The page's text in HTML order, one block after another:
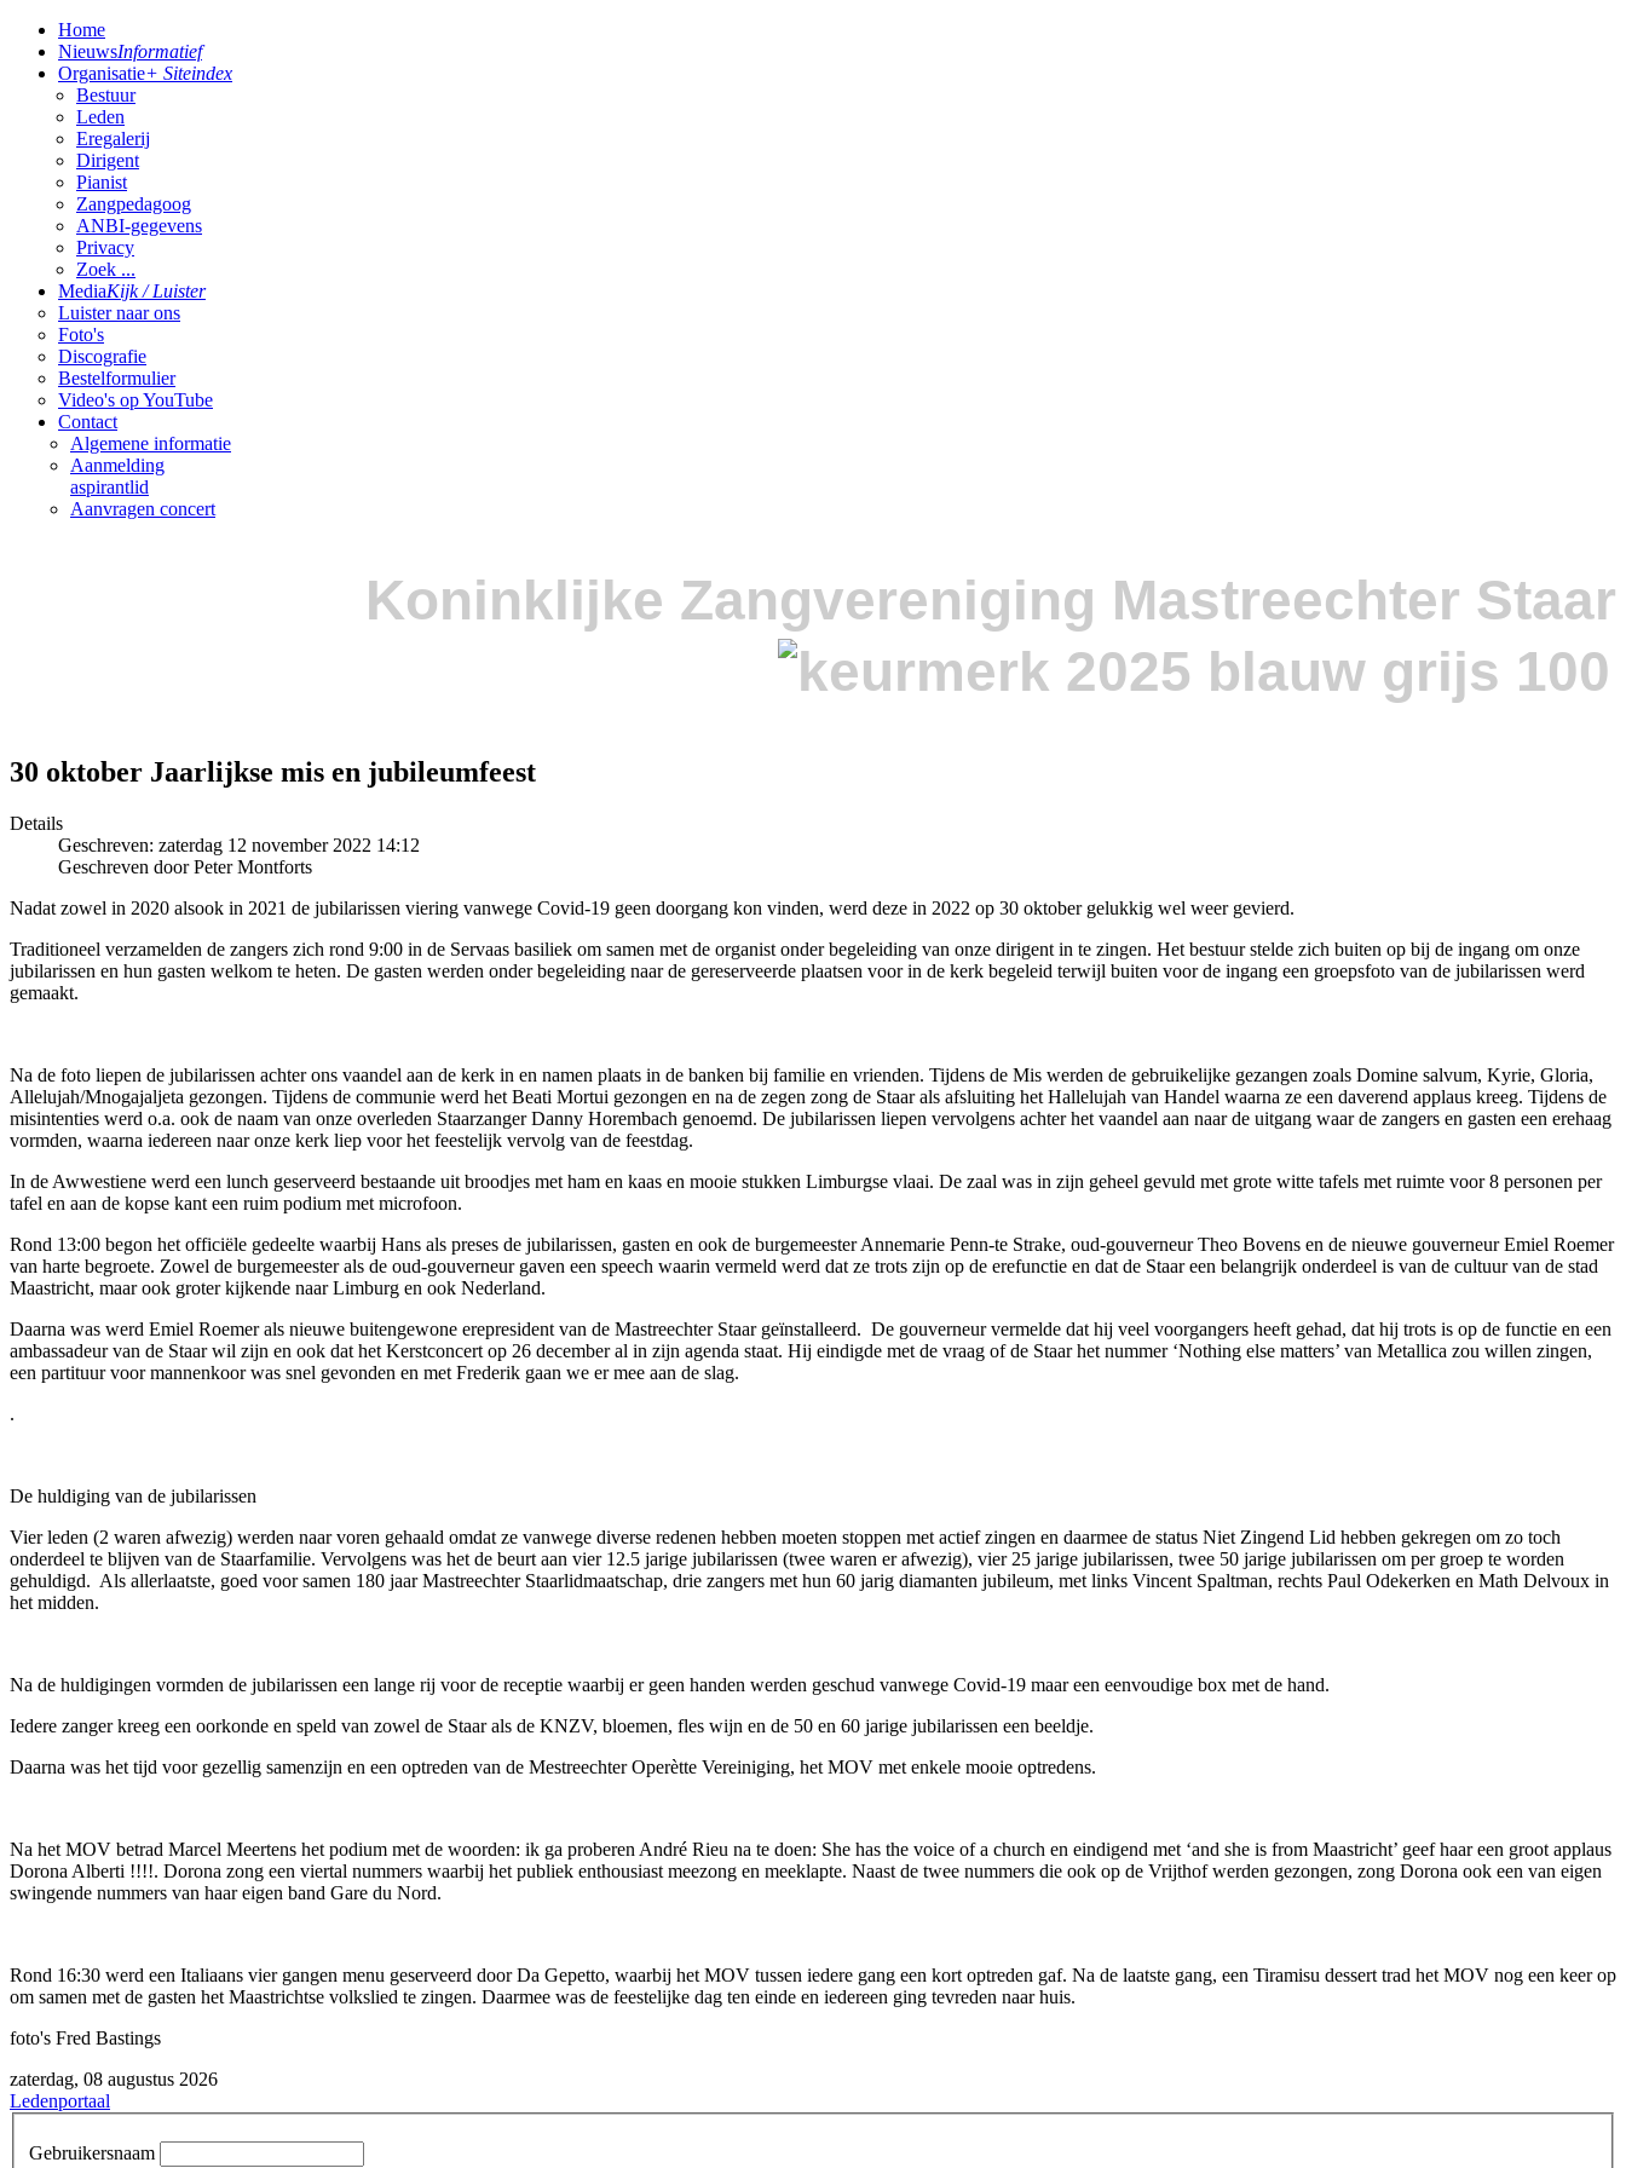
Home
NieuwsInformatief
Organisatie+ Siteindex
Bestuur
Leden
Eregalerij
Dirigent
Pianist
Zangpedagoog
ANBI-gegevens
Privacy
Zoek ...
MediaKijk / Luister
Luister naar ons
Foto's
Discografie
Bestelformulier
Video's op YouTube
Contact
Algemene informatie
Aanmelding
aspirantlid
Aanvragen concert
Koninklijke Zangvereniging Mastreechter Staar
30 oktober Jaarlijkse mis en jubileumfeest
Details
Geschreven: zaterdag 12 november 2022 14:12
Geschreven door Peter Montforts
Nadat zowel in 2020 alsook in 2021 de jubilarissen viering vanwege Covid-19 geen doorgang kon vinden, werd deze in 2022 op 30 oktober gelukkig wel weer gevierd.
Traditioneel verzamelden de zangers zich rond 9:00 in de Servaas basiliek om samen met de organist onder begeleiding van onze dirigent in te zingen. Het bestuur stelde zich buiten op bij de ingang om onze
jubilarissen en hun gasten welkom te heten. De gasten werden onder begeleiding naar de gereserveerde plaatsen voor in de kerk begeleid terwijl buiten voor de ingang een groepsfoto van de jubilarissen werd
gemaakt.
Na de foto liepen de jubilarissen achter ons vaandel aan de kerk in en namen plaats in de banken bij familie en vrienden. Tijdens de Mis werden de gebruikelijke gezangen zoals Domine salvum, Kyrie, Gloria,
Allelujah/Mnogajaljeta gezongen. Tijdens de communie werd het Beati Mortui gezongen en na de zegen zong de Staar als afsluiting het Hallelujah van Handel waarna ze een daverend applaus kreeg. Tijdens de
misintenties werd o.a. ook de naam van onze overleden Staarzanger Danny Horembach genoemd. De jubilarissen liepen vervolgens achter het vaandel aan naar de uitgang waar de zangers en gasten een erehaag
vormden, waarna iedereen naar onze kerk liep voor het feestelijk vervolg van de feestdag.
In de Awwestiene werd een lunch geserveerd bestaande uit broodjes met ham en kaas en mooie stukken Limburgse vlaai. De zaal was in zijn geheel gevuld met grote witte tafels met ruimte voor 8 personen per
tafel en aan de kopse kant een ruim podium met microfoon.
Rond 13:00 begon het officiële gedeelte waarbij Hans als preses de jubilarissen, gasten en ook de burgemeester Annemarie Penn-te Strake, oud-gouverneur Theo Bovens en de nieuwe gouverneur Emiel Roemer
van harte begroete. Zowel de burgemeester als de oud-gouverneur gaven een speech waarin vermeld werd dat ze trots zijn op de erefunctie en dat de Staar een belangrijk onderdeel is van de cultuur van de stad
Maastricht, maar ook groter kijkende naar Limburg en ook Nederland.
Daarna was werd Emiel Roemer als nieuwe buitengewone erepresident van de Mastreechter Staar geïnstalleerd. De gouverneur vermelde dat hij veel voorgangers heeft gehad, dat hij trots is op de functie en een
ambassadeur van de Staar wil zijn en ook dat het Kerstconcert op 26 december al in zijn agenda staat. Hij eindigde met de vraag of de Staar het nummer ‘Nothing else matters’ van Metallica zou willen zingen,
een partituur voor mannenkoor was snel gevonden en met Frederik gaan we er mee aan de slag.
.
De huldiging van de jubilarissen
Vier leden (2 waren afwezig) werden naar voren gehaald omdat ze vanwege diverse redenen hebben moeten stoppen met actief zingen en daarmee de status Niet Zingend Lid hebben gekregen om zo toch
onderdeel te blijven van de Staarfamilie. Vervolgens was het de beurt aan vier 12.5 jarige jubilarissen (twee waren er afwezig), vier 25 jarige jubilarissen, twee 50 jarige jubilarissen om per groep te worden
gehuldigd. Als allerlaatste, goed voor samen 180 jaar Mastreechter Staarlidmaatschap, drie zangers met hun 60 jarig diamanten jubileum, met links Vincent Spaltman, rechts Paul Odekerken en Math Delvoux in
het midden.
Na de huldigingen vormden de jubilarissen een lange rij voor de receptie waarbij er geen handen werden geschud vanwege Covid-19 maar een eenvoudige box met de hand.
Iedere zanger kreeg een oorkonde en speld van zowel de Staar als de KNZV, bloemen, fles wijn en de 50 en 60 jarige jubilarissen een beeldje.
Daarna was het tijd voor gezellig samenzijn en een optreden van de Mestreechter Operètte Vereiniging, het MOV met enkele mooie optredens.
Na het MOV betrad Marcel Meertens het podium met de woorden: ik ga proberen André Rieu na te doen: She has the voice of a church en eindigend met ‘and she is from Maastricht’ geef haar een groot applaus
Dorona Alberti !!!!. Dorona zong een viertal nummers waarbij het publiek enthousiast meezong en meeklapte. Naast de twee nummers die ook op de Vrijthof werden gezongen, zong Dorona ook een van eigen
swingende nummers van haar eigen band Gare du Nord.
Rond 16:30 werd een Italiaans vier gangen menu geserveerd door Da Gepetto, waarbij het MOV tussen iedere gang een kort optreden gaf. Na de laatste gang, een Tiramisu dessert trad het MOV nog een keer op
om samen met de gasten het Maastrichtse volkslied te zingen. Daarmee was de feestelijke dag ten einde en iedereen ging tevreden naar huis.
foto's Fred Bastings
zaterdag, 08 augustus 2026
Ledenportaal
Gebruikersnaam